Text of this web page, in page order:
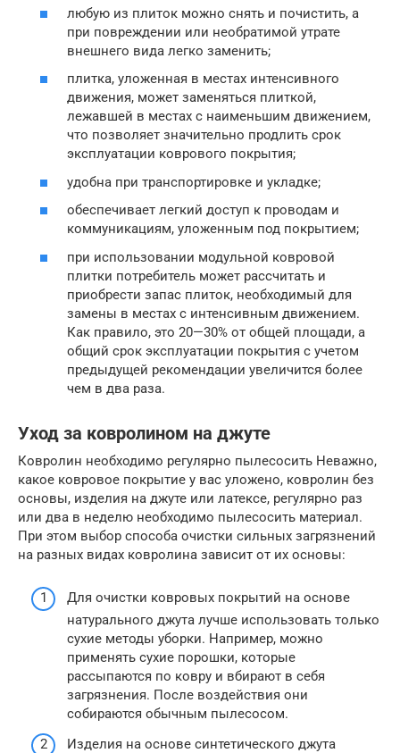
любую из плиток можно снять и почистить, а
при повреждении или необратимой утрате
внешнего вида легко заменить;
плитка, уложенная в местах интенсивного
движения, может заменяться плиткой,
лежавшей в местах с наименьшим движением,
что позволяет значительно продлить срок
эксплуатации коврового покрытия;
удобна при транспортировке и укладке;
обеспечивает легкий доступ к проводам и
коммуникациям, уложенным под покрытием;
при использовании модульной ковровой
плитки потребитель может рассчитать и
приобрести запас плиток, необходимый для
замены в местах с интенсивным движением.
Как правило, это 20—30% от общей площади, а
общий срок эксплуатации покрытия с учетом
предыдущей рекомендации увеличится более
чем в два раза.
Уход за ковролином на джуте
Ковролин необходимо регулярно пылесосить Неважно,
какое ковровое покрытие у вас уложено, ковролин без
основы, изделия на джуте или латексе, регулярно раз
или два в неделю необходимо пылесосить материал.
При этом выбор способа очистки сильных загрязнений
на разных видах ковролина зависит от их основы:
Для очистки ковровых покрытий на основе
натурального джута лучше использовать только
сухие методы уборки. Например, можно
применять сухие порошки, которые
рассыпаются по ковру и вбирают в себя
загрязнения. После воздействия они
собираются обычным пылесосом.
Изделия на основе синтетического джута